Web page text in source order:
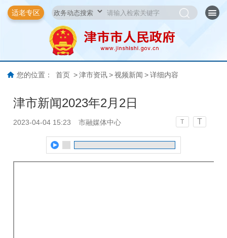
适老专区
您的位置： 首页 > 津市资讯 > 视频新闻 > 详细内容
津市新闻2023年2月2日
2023-04-04 15:23 市融媒体中心 T T